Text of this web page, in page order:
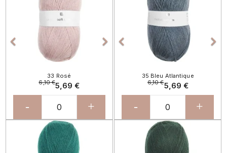
 
33 Rosé
6,10 €5,69 €
- +
 
35 Bleu Atlantique
6,10 €5,69 €
- +
Précédent Précédent